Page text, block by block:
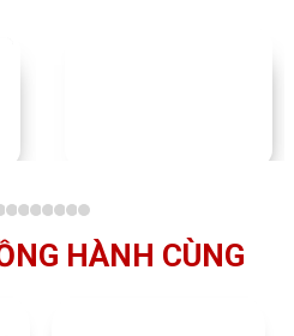
HÀNH CÙNG